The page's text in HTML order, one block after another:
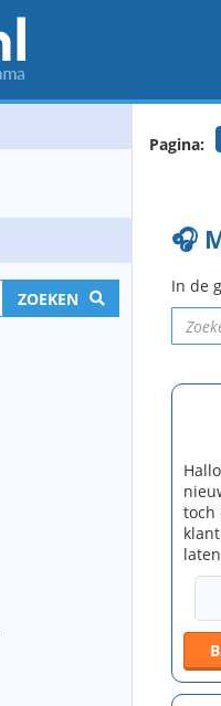
Pagina:
🎧
In de
toch
ZOEKEN